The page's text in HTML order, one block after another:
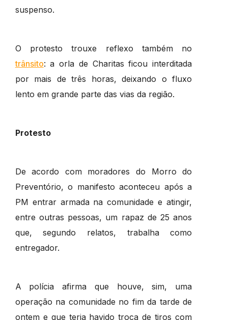
suspenso.
O protesto trouxe reflexo também no
trânsito: a orla de Charitas ficou interditada
por mais de três horas, deixando o fluxo
lento em grande parte das vias da região.
Protesto
De acordo com moradores do Morro do
Preventório, o manifesto aconteceu após a
PM entrar armada na comunidade e atingir,
entre outras pessoas, um rapaz de 25 anos
que, segundo relatos, trabalha como
entregador.
A polícia afirma que houve, sim, uma
operação na comunidade no fim da tarde de
ontem e que teria havido troca de tiros com